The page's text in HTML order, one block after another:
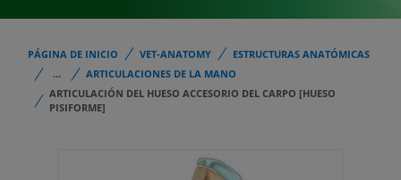
PÁGINA DE INICIO VET-ANATOMY
ESTRUCTURAS ANATÓMICAS
...
ARTICULACIONES DE LA MANO
ARTICULACIÓN DEL HUESO ACCESORIO DEL CARPO [HUESO
PISIFORME]